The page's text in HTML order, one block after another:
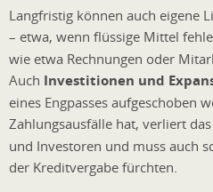
Langfristig können auch eigene
– etwa, wenn flüssige Mittel
wie etwa Rechnungen oder
Auch Investitionen und
eines Engpasses aufgeschoben
Zahlungsausfälle hat, verliert das
und Investoren und muss auch
der Kreditvergabe fürchten.